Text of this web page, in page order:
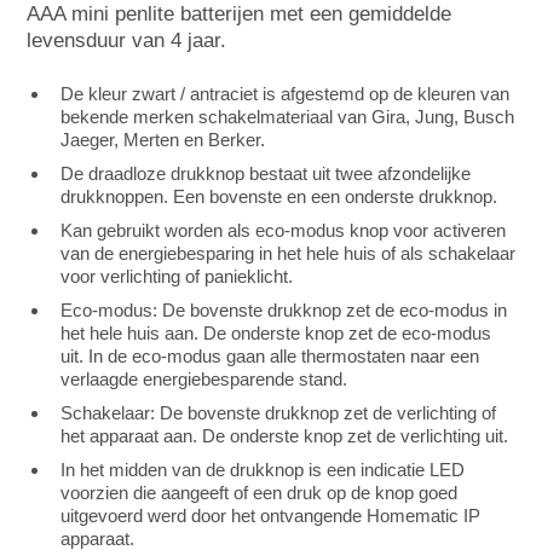
AAA mini penlite batterijen met een gemiddelde
levensduur van 4 jaar.
De kleur zwart / antraciet is afgestemd op de kleuren van
bekende merken schakelmateriaal van Gira, Jung, Busch
Jaeger, Merten en Berker.
De draadloze drukknop bestaat uit twee afzondelijke
drukknoppen. Een bovenste en een onderste drukknop.
Kan gebruikt worden als eco-modus knop voor activeren
van de energiebesparing in het hele huis of als schakelaar
voor verlichting of panieklicht.
Eco-modus: De bovenste drukknop zet de eco-modus in
het hele huis aan. De onderste knop zet de eco-modus
uit. In de eco-modus gaan alle thermostaten naar een
verlaagde energiebesparende stand.
Schakelaar: De bovenste drukknop zet de verlichting of
het apparaat aan. De onderste knop zet de verlichting uit.
In het midden van de drukknop is een indicatie LED
voorzien die aangeeft of een druk op de knop goed
uitgevoerd werd door het ontvangende Homematic IP
apparaat.